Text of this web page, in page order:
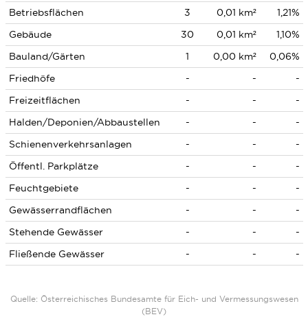
Betriebsflächen 3 0,01 km²
1,21%
Gebäude
30 0,01 km²
1,10%
Bauland/Gärten
1 0,00 km²
0,06%
Friedhöfe
- -
-
Freizeitflächen
- -
-
Halden/Deponien/Abbaustellen
- -
-
Schienenverkehrsanlagen
- -
-
Öffentl. Parkplätze
- -
-
Feuchtgebiete
- -
-
Gewässerrandflächen
- -
-
Stehende Gewässer
- -
-
Fließende Gewässer
- - -
Quelle: Österreichisches Bundesamte für Eich- und Vermessungswesen
(BEV)